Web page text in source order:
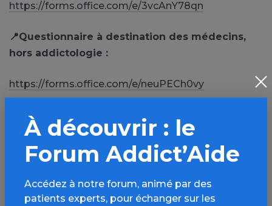
https://forms.office.com/e/3vcAnY78qn
📍Questionnaire à destination des médecins,
hors addictologie :
https://forms.office.com/e/neuPECh0vy
Questionnaire à destination des
pharmaciens :
https://forms.office.com/e/3dFRyjCDpT
À découvrir : le
Forum Addict’Aide
Accédez à notre forum, animé par des
patients experts, pour échanger sur les